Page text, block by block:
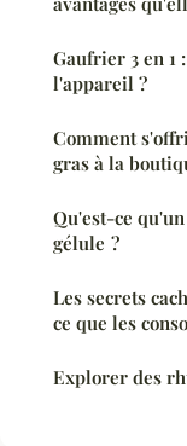
Gaufrier 3 en 1
l'appareil ?
Comment
gras à la
Qu'est-ce
gélule ?
Les secrets
ce que les
Explorer des